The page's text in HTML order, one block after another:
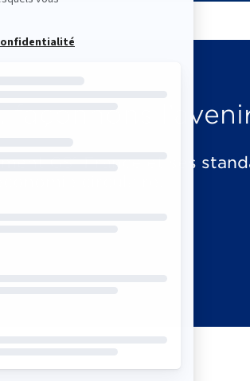
façonnons
GS1 France et ses